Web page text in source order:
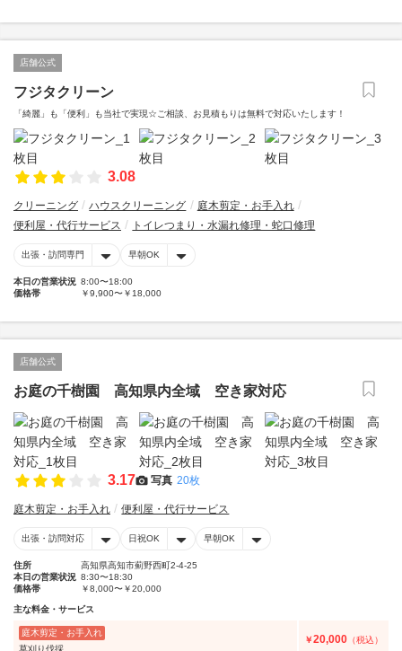
店舗公式
フジタクリーン
「綺麗」も「便利」も当社で実現☆ご相談、お見積もりは無料で対応いたします！
3.08
クリーニング ハウスクリーニング
庭木剪定・お手入れ
便利屋・代行サービス
トイレつまり・水漏れ修理・蛇口修理
出張・訪問専門 早朝OK
本日の営業状況 8:00〜18:00
価格帯
￥9,900〜￥18,000
店舗公式
お庭の千樹園 高知県内全域 空き家対応
3.17 写真 20枚
庭木剪定・お手入れ 便利屋・代行サービス
出張・訪問対応 日祝OK 早朝OK
住所
高知県高知市薊野西町2-4-25
本日の営業状況 8:30〜18:30
価格帯
￥8,000〜￥20,000
主な料金・サービス
庭木剪定・お手入れ
草刈り伐採
￥20,000 （税込）